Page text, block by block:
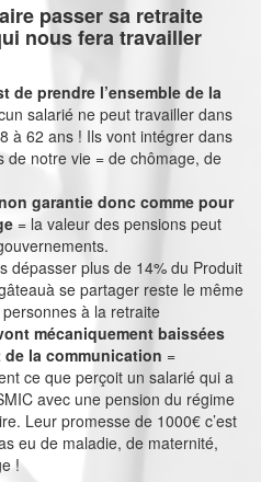
passer sa retraite
nous fera travailler
de prendre l’ensemble de la
salarié ne peut travailler dans
à 62 ans ! Ils vont intégrer dans
de notre vie = de chômage, de
garantie donc comme pour
= la valeur des pensions peut
dépasser plus de 14% du Produit
se partager reste le même
à la retraite
mécaniquement baissées
de la communication =
ce que perçoit un salarié qui a
avec une pension du régime
Leur promesse de 1000€ c’est
eu de maladie, de maternité,
!